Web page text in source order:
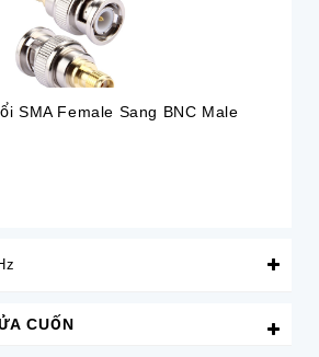
SMA Female Sang BNC Male
CUỐN